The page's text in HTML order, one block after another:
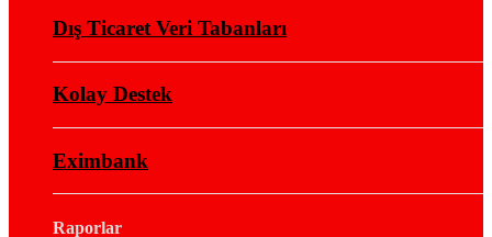
Dış Ticaret Veri Tabanları
Kolay Destek
Eximbank
Raporlar